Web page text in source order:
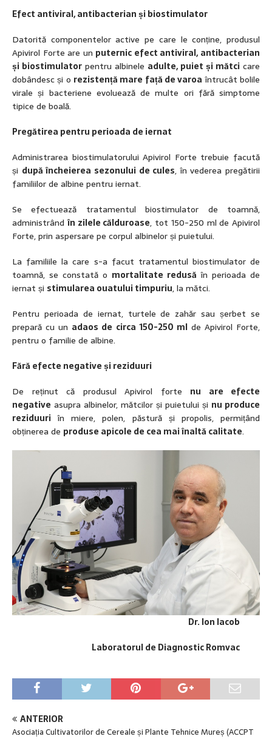
Efect antiviral, antibacterian și biostimulator
Datorită componentelor active pe care le conține, produsul
Apivirol Forte are un puternic efect antiviral, antibacterian
și biostimulator pentru albinele adulte, puiet și mătci care
dobândesc și o rezistență mare față de varoa întrucât bolile
virale și bacteriene evoluează de multe ori fără simptome
tipice de boală.
Pregătirea pentru perioada de iernat
Administrarea biostimulatorului Apivirol Forte trebuie facută
și după încheierea sezonului de cules, în vederea pregătirii
familiilor de albine pentru iernat.
Se efectuează tratamentul biostimulator de toamnă,
administrândîn zilele călduroase, tot 150-250 ml de Apivirol
Forte, prin aspersare pe corpul albinelor și puietului.
La familiile la care s-a facut tratamentul biostimulator de
toamnă, se constată o mortalitate redusă în perioada de
iernat și stimularea ouatului timpuriu, la mătci.
Pentru perioada de iernat, turtele de zahăr sau șerbet se
prepară cu un adaos de circa 150-250 mlde Apivirol Forte,
pentru o familie de albine.
Fără efecte negative și reziduuri
De reținut că produsul Apivirol forte nu are efecte
negative asupra albinelor, mătcilor și puietului și nu produce
reziduuri în miere, polen, păstură și propolis, permițând
obținerea de produse apicole de cea mai înaltă calitate.
Dr. Ion Iacob
Laboratorul de Diagnostic Romvac
ANTERIOR
Asociația Cultivatorilor de Cereale și Plante Tehnice Mureș (ACCPT